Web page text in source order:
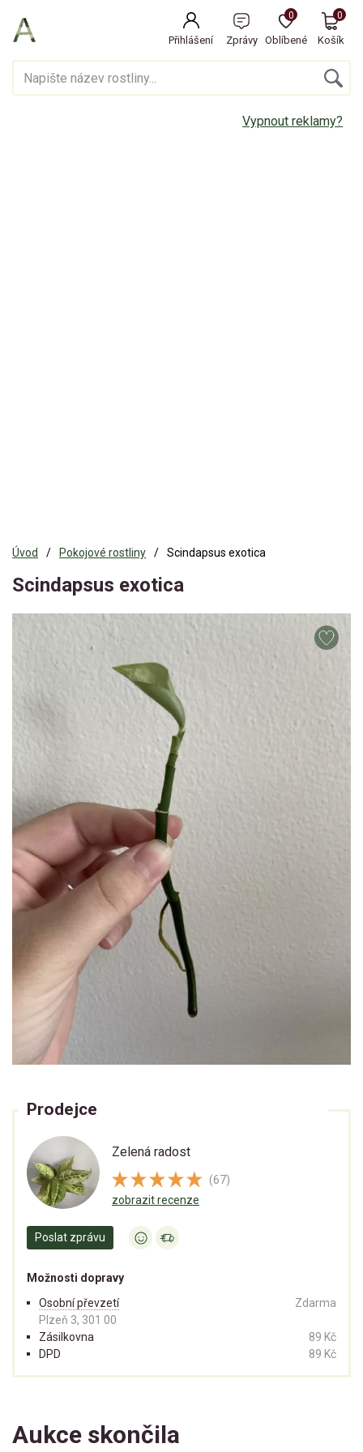
Přihlášení Zprávy Oblíbené
0
Košík
0
Vypnout reklamy?
Úvod Pokojové rostliny Scindapsus exotica
Scindapsus exotica
Prodejce
Zelená radost
(67)
zobrazit recenze
Poslat zprávu
Možnosti dopravy
Osobní převzetí
Plzeň 3, 301 00
Zdarma
Zásilkovna
89 Kč
DPD
89 Kč
Aukce skončila